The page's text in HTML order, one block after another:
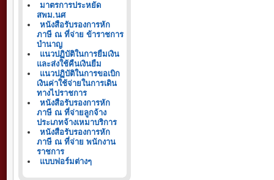
มาตรการประหยัด
สพม.นศ
หนังสือรับรองการหัก
ภาษี ณ ที่จ่าย ข้าราชการ
บำนาญ
แนวปฏิบัติในการยืมเงิน
และส่งใช้คืนเงินยืม
แนวปฏิบัติในการขอเบิก
เงินค่าใช้จ่ายในการเดิน
ทางไปราชการ
หนังสือรับรองการหัก
ภาษี ณ ที่จ่ายลูกจ้าง
ประเภทจ้างเหมาบริการ
หนังสือรับรองการหัก
ภาษี ณ ที่จ่าย พนักงาน
ราชการ
แบบฟอร์มต่างๆ